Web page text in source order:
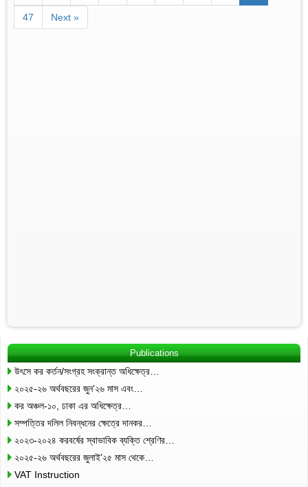
47 Next »
Publications
উৎসে কর কর্তন/সংগ্রহ সংক্রান্ত অধিক্ষেত্র…
২০২৫-২৬ অর্থবছরের জুন’২৬ মাস এবং…
কর অঞ্চল-১০, ঢাকা এর অধিক্ষেত্র…
সম্পত্তির দলিল নিবন্ধনের ক্ষেত্রে দানকর…
২০২৩-২০২৪ করবর্ষের স্বাভাবিক ব্যক্তি শ্রেণির…
২০২৫-২৬ অর্থবছরের জুলাই’২৫ মাস থেকে…
VAT Instruction